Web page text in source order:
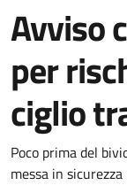
Avviso
per
ciglio
Dettagli
Poco prima del
messa in sicurezza